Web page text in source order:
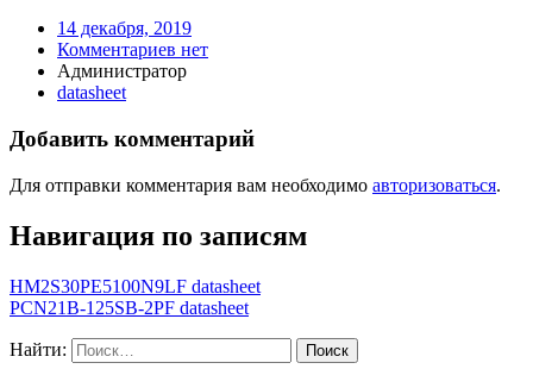
14 декабря, 2019
Комментариев нет
Администратор
datasheet
Добавить комментарий
Для отправки комментария вам необходимо авторизоваться.
Навигация по записям
HM2S30PE5100N9LF datasheet
PCN21B-125SB-2PF datasheet
Найти: